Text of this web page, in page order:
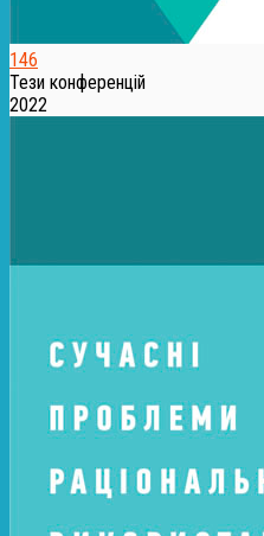
146
Тези конференцій
2022